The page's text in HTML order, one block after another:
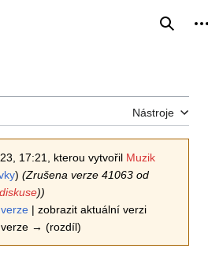
Hledat
Nástroje
17:21, kterou vytvořil Muzik
) (Zrušena verze 41063 od
diskuse))
| zobrazit aktuální verzi
→ (rozdíl)